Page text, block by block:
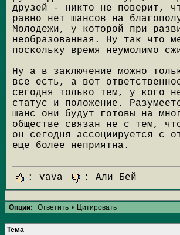
друзей - никто не поверит,
равно нет шансов на
Молодежи, у которой при
необразованная. Ну так что
поскольку время неумолимо
Ну а в заключение можно
все есть, а вот
сегодня только тем, у кого
статус и положение.
шанс они будут готовы на
обществе связан не с тем,
он сегодня ассоциируется с
еще более неприятна.
: vava : Али Бей
Опции: Ответить • Цитировать
Тема